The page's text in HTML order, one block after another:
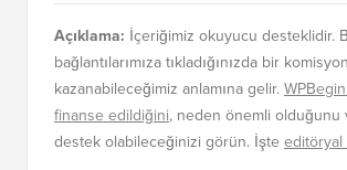
Açıklama: İçeriğimiz okuyucu desteklidir.
bağlantılarımıza tıkladığınızda bir komisyon
kazanabileceğimiz anlamına gelir.
finanse edildiğini, neden önemli olduğunu
destek olabileceğinizi görün. İşte editöryal